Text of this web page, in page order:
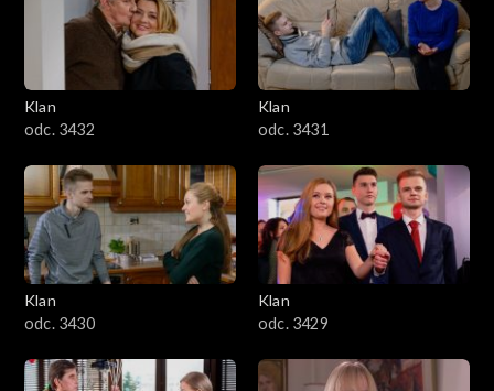
Klan
odc. 3432
Klan
odc. 3431
Klan
odc. 3430
Klan
odc. 3429